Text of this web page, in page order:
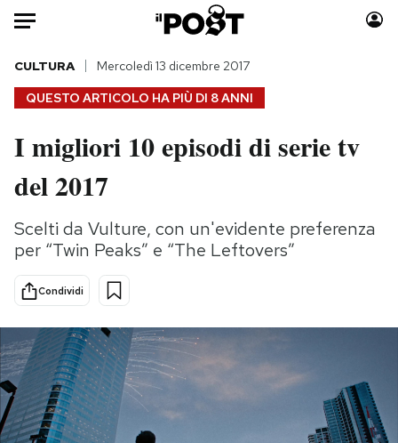
Auto
HOME
Italia
Politica
Tecnologia
Internet
Scienza
Cultura
Economia
Sport
Moda
Storie/Idee
Ok Boomer!
Altrecose
PODCAST
QUESTO ARTICOLO HA PIÙ DI 8 ANNI
CULTURA Mercoledì 13 dicembre 2017
I migliori 10 episodi di serie tv
del 2017
Scelti da Vulture, con un'evidente preferenza
per “Twin Peaks” e “The Leftovers”
Condividi